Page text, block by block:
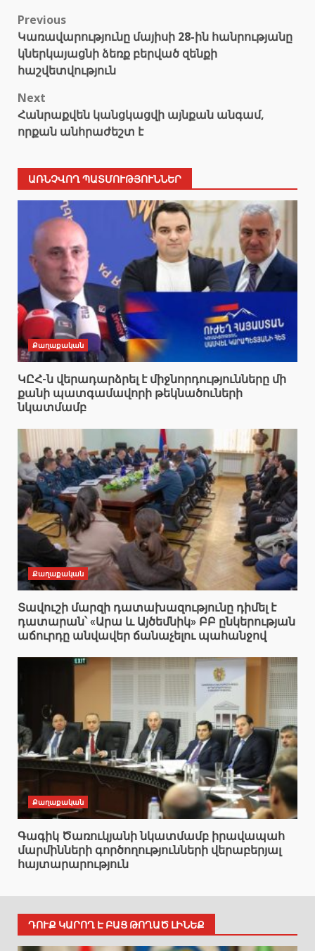
Post
navigation
Previous
Կառավարությունը մայիսի 28-ին հանրությանը
կներկայացնի ձեռք բերված զենքի
հաշվետվություն
Next
Հանրաքվեն կանցկացվի այնքան անգամ,
որքան անհրաժեշտ է
ԱՌՆՉՎՈՂ ՊԱՏՄՈՒԹՅՈՒՆՆԵՐ
Քաղաքական
ԿԸՀ-ն վերադարձրել է միջնորդությունները մի
քանի պատգամավորի թեկնածուների
նկատմամբ
Քաղաքական
Տավուշի մարզի դատախազությունը դիմել է
դատարան՝ «Արա և Այծեմնիկ» ԲԲ ընկերության
աճուրդը անվավեր ճանաչելու պահանջով
Քաղաքական
Գագիկ Ծառուկյանի նկատմամբ իրավապահ
մարմինների գործողությունների վերաբերյալ
հայտարարություն
ԴՈՒՔ ԿԱՐՈՂ Է ԲԱՑ ԹՈՂԱԾ ԼԻՆԵՔ